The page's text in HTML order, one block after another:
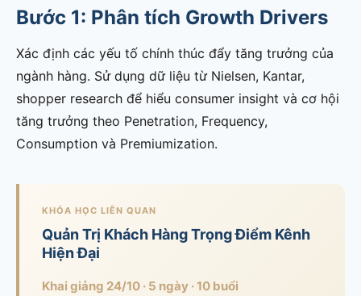
Bước 1: Phân tích Growth Drivers
Xác định các yếu tố chính thúc đẩy tăng trưởng của
ngành hàng. Sử dụng dữ liệu từ Nielsen, Kantar,
shopper research để hiểu consumer insight và cơ hội
tăng trưởng theo Penetration, Frequency,
Consumption và Premiumization.
KHÓA HỌC LIÊN QUAN
Quản Trị Khách Hàng Trọng Điểm Kênh
Hiện Đại
Khai giảng 24/10 · 5 ngày · 10 buổi